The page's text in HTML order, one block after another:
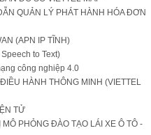
QUẢN LÝ PHÁT HÀNH HÓA ĐƠN
(APN IP TĨNH)
to Text)
công nghiệp 4.0
HÀNH THÔNG MINH (VIETTEL
TỬ
PHỎNG ĐÀO TẠO LÁI XE Ô TÔ -